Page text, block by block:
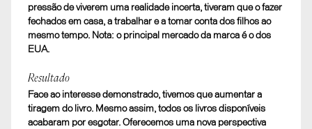
pressão de viverem uma realidade incerta, tiveram que o fazer
fechados em casa, a trabalhar e a tomar conta dos filhos ao
mesmo tempo. Nota: o principal mercado da marca é o dos
EUA.
Resultado
Face ao interesse demonstrado, tivemos que aumentar a
tiragem do livro. Mesmo assim, todos os livros disponíveis
acabaram por esgotar. Oferecemos uma nova perspectiva